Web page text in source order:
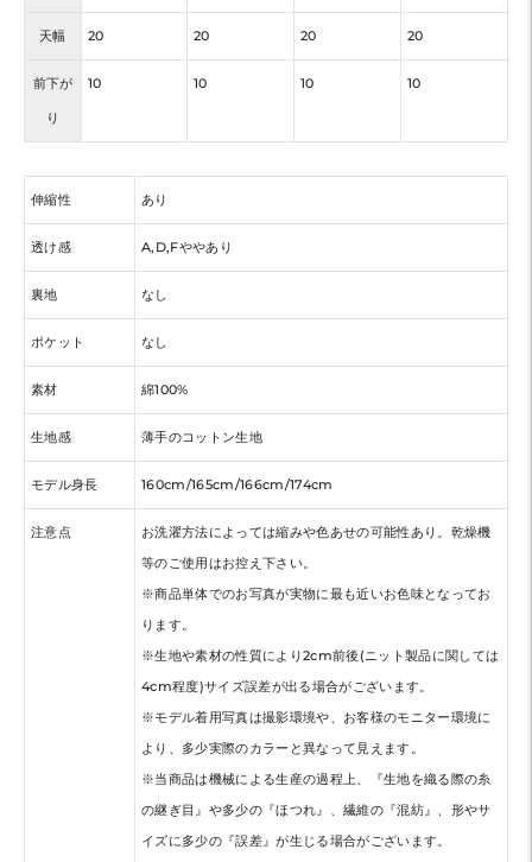
天幅 20 20 20 20
前下が
り
10 10 10 10
伸縮性 あり
透け感 A,D,Fややあり
裏地 なし
ポケット なし
素材 綿100%
生地感 薄手のコットン生地
モデル身長 160cm/165cm/166cm/174cm
注意点
お洗濯方法によっては縮みや色あせの可能性あり。乾燥機
等のご使用はお控え下さい。
※商品単体でのお写真が実物に最も近いお色味となってお
ります。
※生地や素材の性質により2cm前後(ニット製品に関しては
4cm程度)サイズ誤差が出る場合がございます。
※モデル着用写真は撮影環境や、お客様のモニター環境に
より、多少実際のカラーと異なって見えます。
※当商品は機械による生産の過程上、『生地を織る際の糸
の継ぎ目』や多少の『ほつれ』、繊維の『混紡』、形やサ
イズに多少の『誤差』が生じる場合がございます。